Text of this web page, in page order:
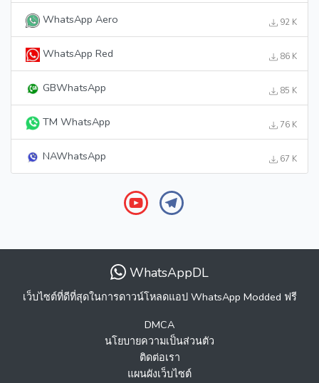
WhatsApp Aero 92 K
WhatsApp Red 86 K
GBWhatsApp 85 K
TM WhatsApp 76 K
NAWhatsApp 67 K
WhatsAppDL
เว็บไซต์ที่ดีที่สุดในการดาวน์โหลดแอป WhatsApp Modded ฟรี
DMCA
นโยบายความเป็นส่วนตัว
ติดต่อเรา
แผนผังเว็บไซต์